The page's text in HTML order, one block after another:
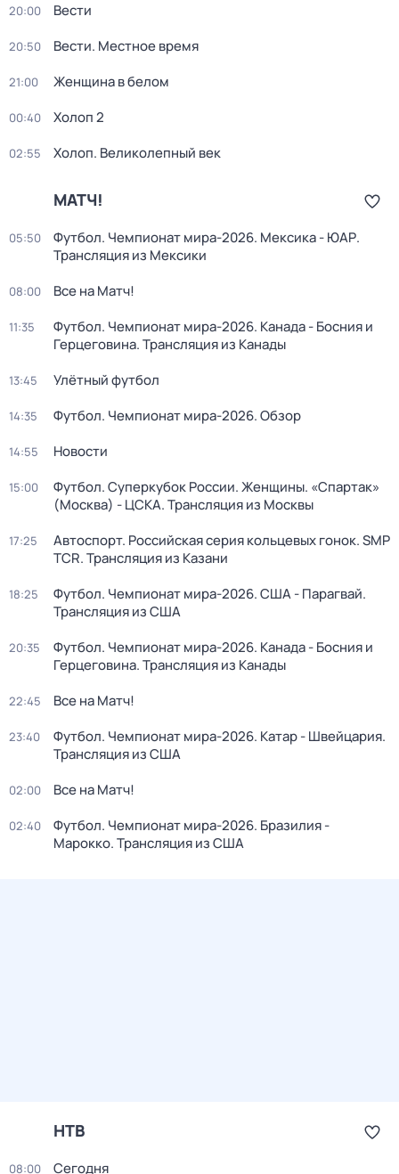
20:00 Вести
20:50 Вести. Местное время
21:00 Женщина в белом
00:40 Холоп 2
02:55 Холоп. Великолепный век
МАТЧ!
05:50
Футбол. Чемпионат мира-2026. Мексика - ЮАР.
Трансляция из Мексики
08:00 Все на Матч!
11:35
Футбол. Чемпионат мира-2026. Канада - Босния и
Герцеговина. Трансляция из Канады
13:45 Улётный футбол
14:35 Футбол. Чемпионат мира-2026. Обзор
14:55 Новости
15:00
Футбол. Суперкубок России. Женщины. «Спартак»
(Москва) - ЦСКА. Трансляция из Москвы
17:25
Автоспорт. Российская серия кольцевых гонок. SMP
TCR. Трансляция из Казани
18:25
Футбол. Чемпионат мира-2026. США - Парагвай.
Трансляция из США
20:35
Футбол. Чемпионат мира-2026. Канада - Босния и
Герцеговина. Трансляция из Канады
22:45 Все на Матч!
23:40
Футбол. Чемпионат мира-2026. Катар - Швейцария.
Трансляция из США
02:00 Все на Матч!
02:40
Футбол. Чемпионат мира-2026. Бразилия -
Марокко. Трансляция из США
НТВ
08:00 Сегодня